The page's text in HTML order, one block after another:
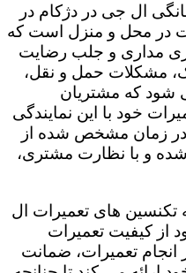
ال جی در دژکام در
در محل و منزل است که
مداری و جلب رضایت
مشکلات حمل و نقل،
شود که مشتریان
خود با این نمایندگی
در زمان مشخص شده از
و با نظارت مشتری،
تکنسین های تعمیرات ال
از کیفیت تعمیرات
تعمیرات، ضمانت